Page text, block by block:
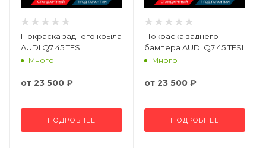
Покраска заднего крыла
AUDI Q7 45 TFSI
Много
от 23 500 ₽
ПОДРОБНЕЕ
Покраска заднего
бампера AUDI Q7 45 TFSI
Много
от 23 500 ₽
ПОДРОБНЕЕ